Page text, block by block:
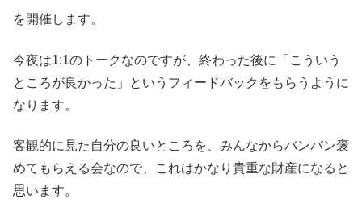
を開催します。
今夜は1:1のトークなのですが、終わった後に「こういう
ところが良かった」というフィードバックをもらうように
なります。
客観的に見た自分の良いところを、みんなからバンバン褒
めてもらえる会なので、これはかなり貴重な財産になると
思います。